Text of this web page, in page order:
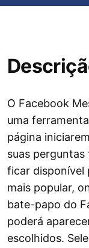
O Facebook
uma
página
suas
ficar disponível
mais popular,
bate-papo do
poderá
escolhidos.